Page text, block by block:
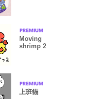
Moving
shrimp 2
上班貓